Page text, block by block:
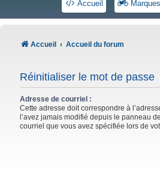
Accueil Marques
Accueil Accueil du forum
Réinitialiser le mot de passe
Adresse de courriel :
Cette adresse doit correspondre à
l’avez jamais modifié depuis le panneau
courriel que vous avez spécifiée lors de